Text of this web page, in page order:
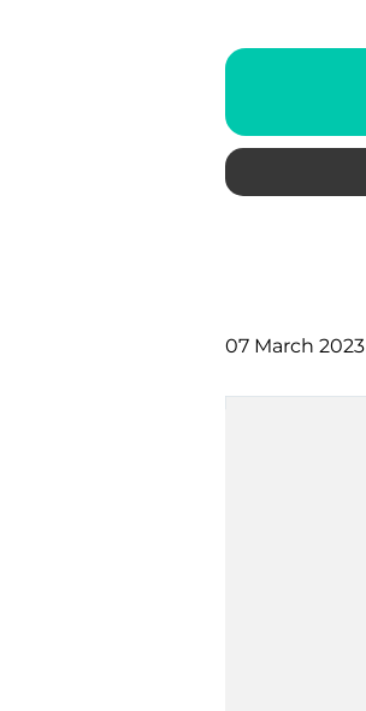
07 March 2023